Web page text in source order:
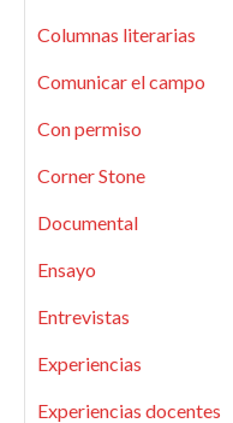
Columnas literarias
Comunicar el campo
Con permiso
Corner Stone
Documental
Ensayo
Entrevistas
Experiencias
Experiencias docentes